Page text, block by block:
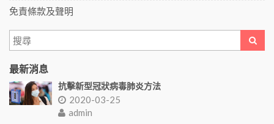
免責條款及聲明
最新消息
抗擊新型冠狀病毒肺炎方法
2020-03-25
admin